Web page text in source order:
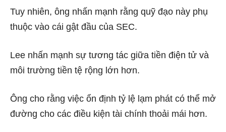
Tuy nhiên, ông nhấn mạnh rằng quỹ đạo này phụ
thuộc vào cái gật đầu của SEC.
Lee nhấn mạnh sự tương tác giữa tiền điện tử và
môi trường tiền tệ rộng lớn hơn.
Ông cho rằng việc ổn định tỷ lệ lạm phát có thể mở
đường cho các điều kiện tài chính thoải mái hơn.